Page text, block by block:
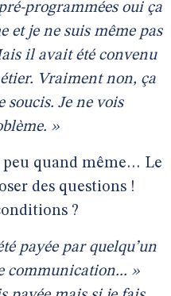
programmées oui ça
et je ne suis même pas
il avait été convenu
Vraiment non, ça
soucis. Je ne vois
»
peu quand même… Le
des questions !
?
payée par quelqu’un
communication... »